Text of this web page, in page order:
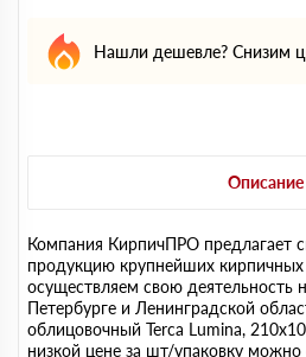
Нашли дешевле? Снизим
Описание
Компания КирпичПРО предлагает
продукцию крупнейших
осуществляем свою деятельность
Петербурге и Ленинградской
облицовочный Terca Lumina,
низкой цене за шт/упаковку